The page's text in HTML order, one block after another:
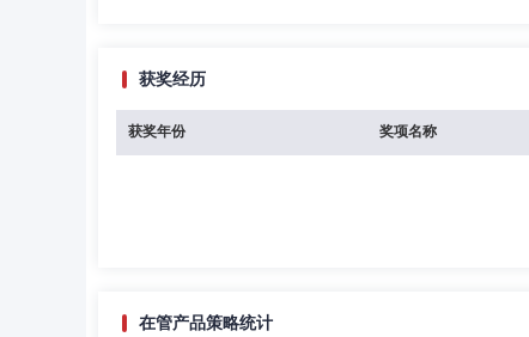
获奖经历
获奖年份 奖项名称
在管产品策略统计